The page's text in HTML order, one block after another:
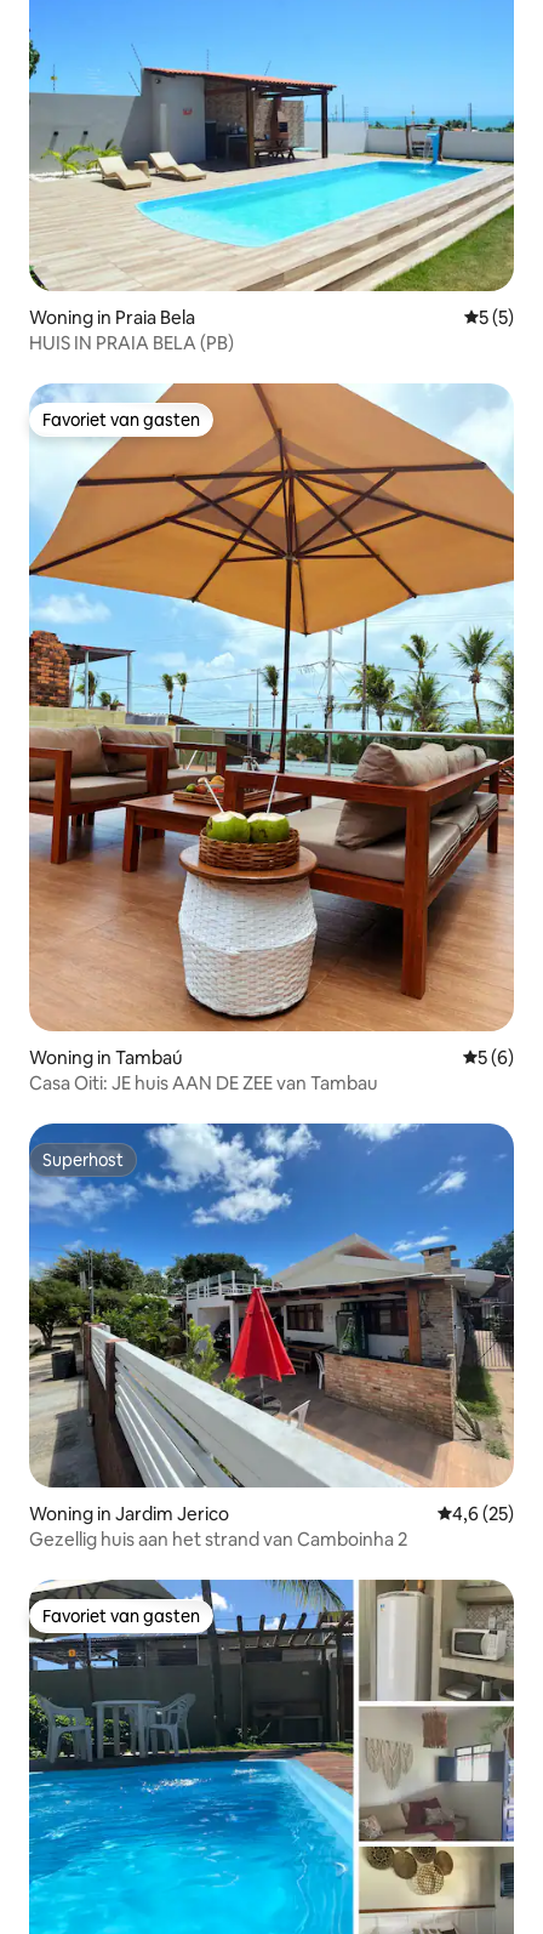
Woning in Praia Bela
5 (5)
HUIS IN PRAIA BELA (PB)
Favoriet van gasten
Favoriet van gasten
Woning in Tambaú
5 (6)
Casa Oiti: JE huis AAN DE ZEE van Tambau
Superhost
Superhost
Woning in Jardim Jerico
4,6 (25)
Gezellig huis aan het strand van Camboinha 2
Favoriet van gasten
Favoriet van gasten